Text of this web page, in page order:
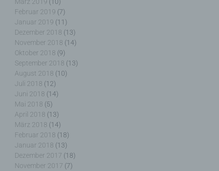
März 2019 (10)
Februar 2019 (7)
Januar 2019 (11)
Dezember 2018 (13)
November 2018 (14)
Oktober 2018 (9)
September 2018 (13)
August 2018 (10)
Juli 2018 (12)
Juni 2018 (14)
Mai 2018 (5)
April 2018 (13)
März 2018 (14)
Februar 2018 (18)
Januar 2018 (13)
Dezember 2017 (18)
November 2017 (7)
f) Pseudonymisierung
Pseudonymisierung ist die Verarbeitung
personenbezogener Daten in einer Weise, auf
welche die personenbezogenen Daten ohne
Hinzuziehung zusätzlicher Informationen nicht
mehr einer spezifischen betroffenen Person
zugeordnet werden können, sofern diese
zusätzlichen Informationen gesondert aufbewahrt
werden und technischen und organisatorischen
Maßnahmen unterliegen, die gewährleisten, dass
die personenbezogenen Daten nicht einer
identifizierten oder identifizierbaren natürlichen
Person zugewiesen werden.